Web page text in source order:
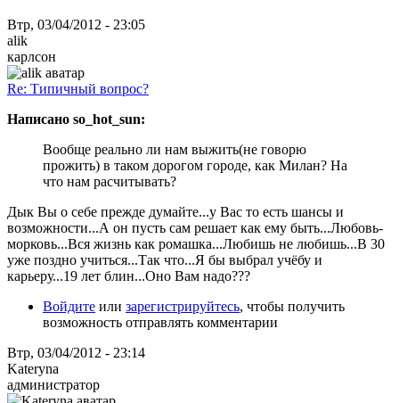
Втр, 03/04/2012 - 23:05
alik
карлсон
Re: Типичный вопрос?
Написано so_hot_sun:
Вообще реально ли нам выжить(не говорю
прожить) в таком дорогом городе, как Милан? На
что нам расчитывать?
Дык Вы о себе прежде думайте...у Вас то есть шансы и
возможности...А он пусть сам решает как ему быть...Любовь-
морковь...Вся жизнь как ромашка...Любишь не любишь...В 30
уже поздно учиться...Так что...Я бы выбрал учёбу и
карьеру...19 лет блин...Оно Вам надо???
Войдите или зарегистрируйтесь, чтобы получить
возможность отправлять комментарии
Втр, 03/04/2012 - 23:14
Kateryna
администратор